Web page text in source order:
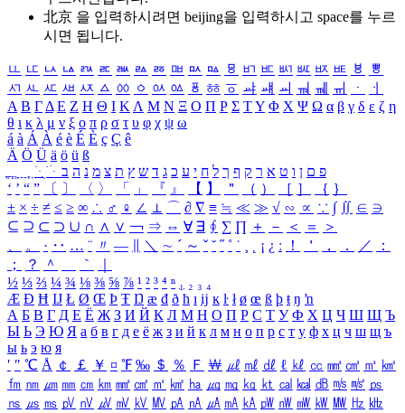
北京 을 입력하시려면 beijing을 입력하시고 space를 누르
시면 됩니다.
ㅥ ㅦ ㅧ ㅨ ㅩ ㅪ ㅫ ㅬ ㅭ ㅮ ㅯ ㅰ ㅱ ㅲ ㅳ ㅴ ㅵ ㅶ ㅷ ㅸ
ㅹ
ㅺ ㅻ ㅼ ㅽ ㅾ ㅿ ㆀ ㆁ ㆂ ㆃ ㆄ ㆅ ㆆ ㆇ ㆈ ㆉ ㆊ ㆋ ㆌ ㆍ
ㆎ
Α Β ΓΔ Ε Ζ Η Θ Ι ΚΛ Μ Ν Ξ Ο Π Ρ Σ ΤΥ Φ Χ Ψ Ω α β γ δ ε ζ η
θ ι κ λ μ ν ξ ο π ρ σ τ υ φ χ ψ ω
á à Á À é è É È ç Ç ê
Ä Ö Ü ä ö ü ß
ִֶֹ ֻּ ׁׂ פ ם ן ו ט א ר ק ף ך ל ח י ע כ ג ד ש ץ ת צ מ נ ה ב
‘ ’ “ ” 〔 〕 〈 〉 「 」 『 』 【 】 ＂ （ ） ［ ］ ｛ ｝
± × ÷ ≠ ≤ ≥ ∞ ∴ ♂ ♀ ∠ ⊥ ⌒ ∂ ∇ ≡ ≒ ≪ ≫ √ ∽ ∝ ∵ ∫ ∬ ∈ ∋
⊆ ⊇ ⊂ ⊃ ∪ ∩ ∧ ∨ ￢ ⇒ ⇔ ∀ ∃ ∮ ∑ ∏ ＋ － ＜ ＝
＞
、
。 · ‥ … ¨ 〃 ― ＼ ∼ ´ ～ ˇ ˘ ˝ ˚ ˙ ¸ ¡ ¿ ː ！ ＇ ， ． ／
：
；
？ ＾ ｀
½ ⅓ ⅔ ¼ ¾ ⅛ ⅜ ⅝ ⅞ ¹ ² ³ ⁴ ⁿ ₁ ₂ ₃ ₄
Æ Ð Ħ Ĳ Ł Ø Œ Þ Ŧ Ŋ æ đ ð ħ ı ĳ ĸ ŀ ł ø œ ß þ ŧ ŋ ŉ
А Б В Г Д Е Ё Ж З И Й К Л М Н О П Р С Т У Ф Х Ц Ч Ш Щ Ъ
Ы Ь Э Ю Я а б в г д е ё ж з и й к л м н о п р с т у ф х ц ч ш щ ъ
ы ь э ю я
′ ″ ℃ Å ￠ ￡ ￥ ¤ ℉ ‰ ＄ ％ Ｆ ￦ ㎕ ㎖ ㎗ ℓ ㎘ ㏄ ㎣ ㎤ ㎥ ㎦
㎙ ㎚ ㎛ ㎜ ㎝ ㎞ ㎟ ㎠ ㎡ ㎢ ㏊ ㎍ ㎎ ㎏ ㏏ ㎈ ㎉ ㏈ ㎧ ㎨ ㎰
㎱ ㎲ ㎳ ㎴ ㎵ ㎶ ㎷ ㎸ ㎹ ㎀ ㎁ ㎂ ㎃ ㎄ ㎺ ㎻ ㎽ ㎾ ㎿ ㎐ ㎑